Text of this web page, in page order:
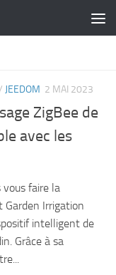
JEEDOM 2 MAI 2023
ZigBee de
avec les
vous faire la
Garden Irrigation
intelligent de
Grâce à sa